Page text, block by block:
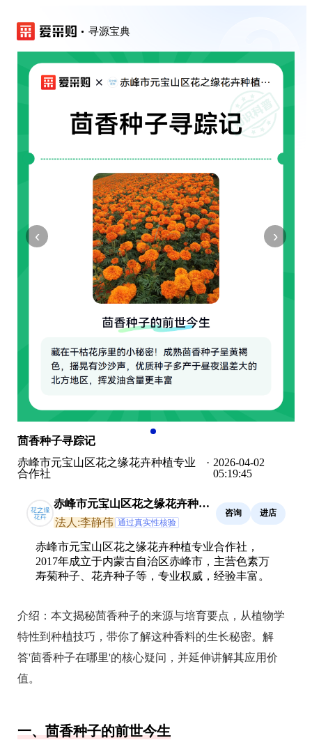
寻源宝典
‹ ›
茴香种子寻踪记
赤峰市元宝山区花之缘花卉种植专业
合作社
· 2026-04-02
05:19:45
赤峰市元宝山区花之缘花卉种植
专业合作社
法人:李静伟 通过真实性核验
咨询 进店
赤峰市元宝山区花之缘花卉种植专业合作社，
2017年成立于内蒙古自治区赤峰市，主营色素万
寿菊种子、花卉种子等，专业权威，经验丰富。
介绍： 本文揭秘茴香种子的来源与培育要点，从植物学
特性到种植技巧，带你了解这种香料的生长秘密。解
答'茴香种子在哪里'的核心疑问，并延伸讲解其应用价
值。
一、茴香种子的前世今生